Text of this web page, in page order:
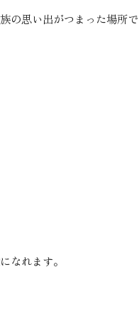
の思い出がつまった場所で
なれます。